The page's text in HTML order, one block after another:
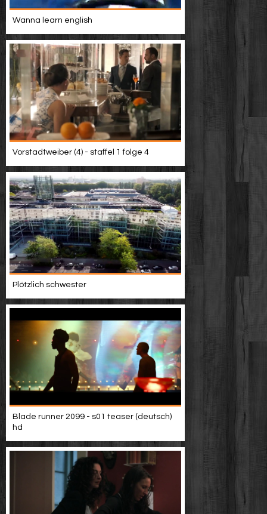
Wanna learn english
Vorstadtweiber (4) - staffel 1 folge 4
Plötzlich schwester
Blade runner 2099 - s01 teaser (deutsch)
hd